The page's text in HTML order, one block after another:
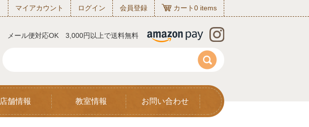
マイアカウント ログイン 会員登録 カート0 items
メール便対応OK 3,000円以上で送料無料
店舗情報 教室情報 お問い合わせ